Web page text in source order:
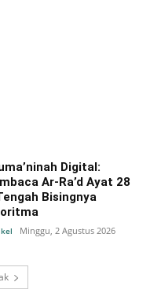
Digital:
Ar-Ra’d Ayat 28
Bisingnya
Minggu, 2 Agustus 2026